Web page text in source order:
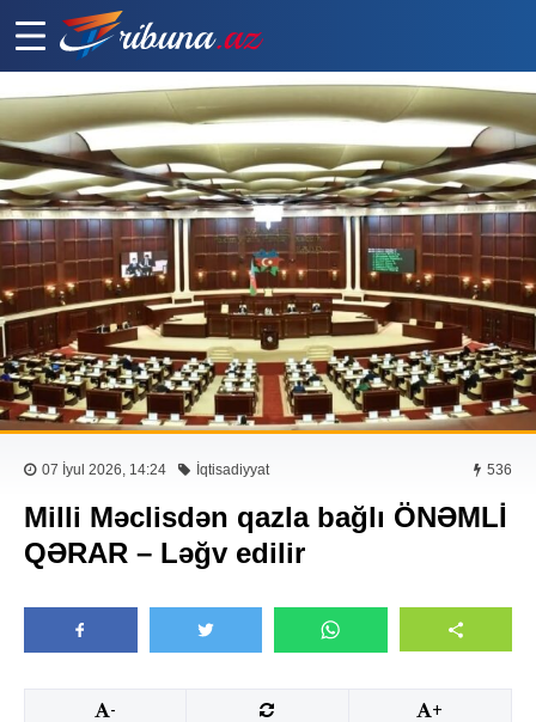
07 İyul 2026, 14:24 İqtisadiyyat 536
Milli Məclisdən qazla bağlı ÖNƏMLİ
QƏRAR – Ləğv edilir
- +